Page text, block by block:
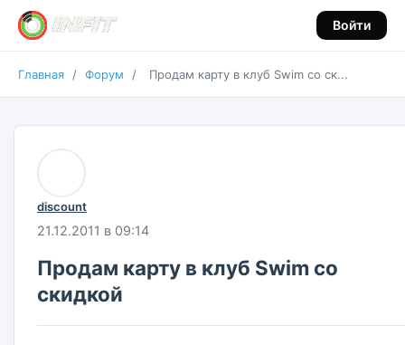
Войти
Главная / Форум / Продам карту в клуб Swim со ск...
discount
21.12.2011 в 09:14
Продам карту в клуб Swim со
скидкой